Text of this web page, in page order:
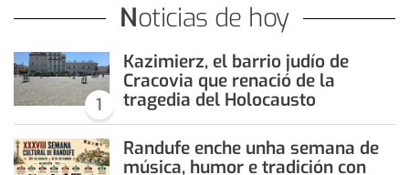
Noticias de hoy
1
Kazimierz, el barrio judío de
Cracovia que renació de la
tragedia del Holocausto
Randufe enche unha semana de
música, humor e tradición con